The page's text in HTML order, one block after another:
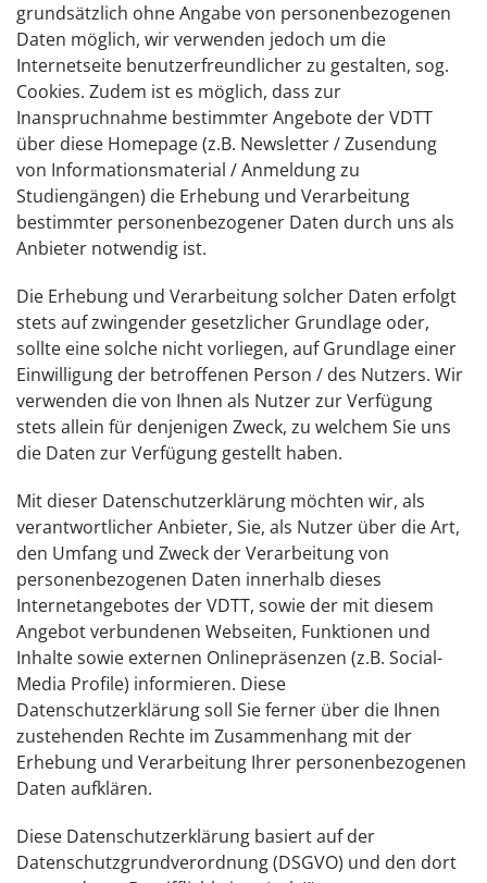
grundsätzlich ohne Angabe von personenbezogenen
Daten möglich, wir verwenden jedoch um die
Internetseite benutzerfreundlicher zu gestalten, sog.
Cookies. Zudem ist es möglich, dass zur
Inanspruchnahme bestimmter Angebote der VDTT
über diese Homepage (z.B. Newsletter / Zusendung
von Informationsmaterial / Anmeldung zu
Studiengängen) die Erhebung und Verarbeitung
bestimmter personenbezogener Daten durch uns als
Anbieter notwendig ist.
Die Erhebung und Verarbeitung solcher Daten erfolgt
stets auf zwingender gesetzlicher Grundlage oder,
sollte eine solche nicht vorliegen, auf Grundlage einer
Einwilligung der betroffenen Person / des Nutzers. Wir
verwenden die von Ihnen als Nutzer zur Verfügung
stets allein für denjenigen Zweck, zu welchem Sie uns
die Daten zur Verfügung gestellt haben.
Mit dieser Datenschutzerklärung möchten wir, als
verantwortlicher Anbieter, Sie, als Nutzer über die Art,
den Umfang und Zweck der Verarbeitung von
personenbezogenen Daten innerhalb dieses
Internetangebotes der VDTT, sowie der mit diesem
Angebot verbundenen Webseiten, Funktionen und
Inhalte sowie externen Onlinepräsenzen (z.B. Social-
Media Profile) informieren. Diese
Datenschutzerklärung soll Sie ferner über die Ihnen
zustehenden Rechte im Zusammenhang mit der
Erhebung und Verarbeitung Ihrer personenbezogenen
Daten aufklären.
Diese Datenschutzerklärung basiert auf der
Datenschutzgrundverordnung (DSGVO) und den dort